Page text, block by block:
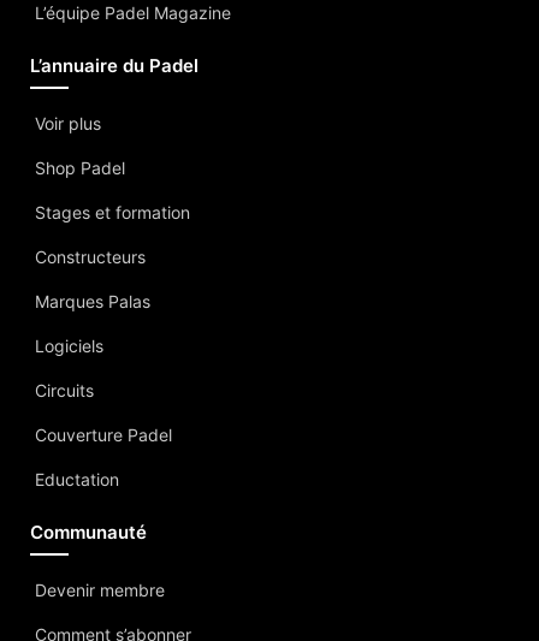
L’équipe Padel Magazine
L’annuaire du Padel
Voir plus
Shop Padel
Stages et formation
Constructeurs
Marques Palas
Logiciels
Circuits
Couverture Padel
Eductation
Communauté
Devenir membre
Comment s’abonner